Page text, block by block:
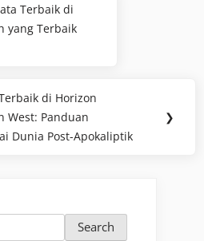
Terbaik di
yang Terbaik
di Horizon
West: Panduan
Dunia Post-Apokaliptik
❯
Search